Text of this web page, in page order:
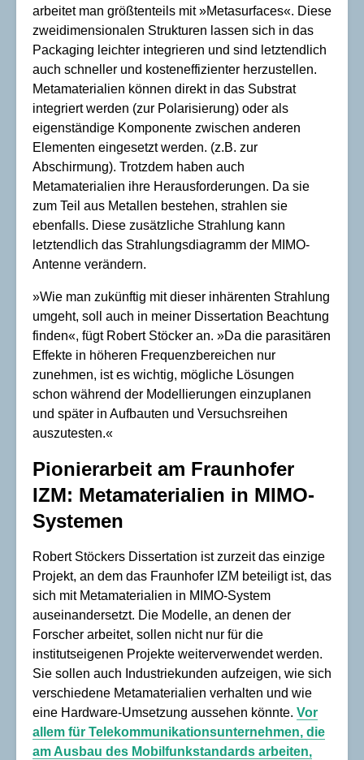
arbeitet man größtenteils mit »Metasurfaces«. Diese
zweidimensionalen Strukturen lassen sich in das
Packaging leichter integrieren und sind letztendlich
auch schneller und kosteneffizienter herzustellen.
Metamaterialien können direkt in das Substrat
integriert werden (zur Polarisierung) oder als
eigenständige Komponente zwischen anderen
Elementen eingesetzt werden. (z.B. zur
Abschirmung). Trotzdem haben auch
Metamaterialien ihre Herausforderungen. Da sie
zum Teil aus Metallen bestehen, strahlen sie
ebenfalls. Diese zusätzliche Strahlung kann
letztendlich das Strahlungsdiagramm der MIMO-
Antenne verändern.
»Wie man zukünftig mit dieser inhärenten Strahlung
umgeht, soll auch in meiner Dissertation Beachtung
finden«, fügt Robert Stöcker an. »Da die parasitären
Effekte in höheren Frequenzbereichen nur
zunehmen, ist es wichtig, mögliche Lösungen
schon während der Modellierungen einzuplanen
und später in Aufbauten und Versuchsreihen
auszutesten.«
Pionierarbeit am Fraunhofer
IZM: Metamaterialien in MIMO-
Systemen
Robert Stöckers Dissertation ist zurzeit das einzige
Projekt, an dem das Fraunhofer IZM beteiligt ist, das
sich mit Metamaterialien in MIMO-System
auseinandersetzt. Die Modelle, an denen der
Forscher arbeitet, sollen nicht nur für die
institutseigenen Projekte weiterverwendet werden.
Sie sollen auch Industriekunden aufzeigen, wie sich
verschiedene Metamaterialien verhalten und wie
eine Hardware-Umsetzung aussehen könnte. Vor
allem für Telekommunikationsunternehmen, die
am Ausbau des Mobilfunkstandards arbeiten,